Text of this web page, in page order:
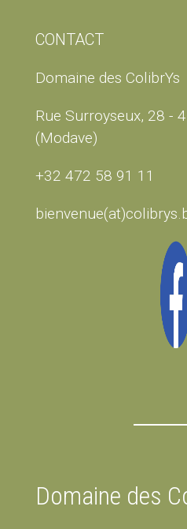
CONTACT
Domaine des ColibrYs
Rue Surroyseux, 28 -
(Modave)
+32 472 58 91 11
Domaine des